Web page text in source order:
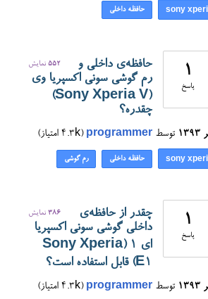
sony حافظه داخلی
1
پاسخ
552 نمایش
حافظه‌ی داخلی و
رم گوشی سونی اکسپریا وی
(Sony Xperia V)
چقدره؟
توسط programmer
(
4.3k امتیاز)
sony حافظه داخلی رم گوشی
1
پاسخ
386 نمایش
چقدر از حافظه‌ی
داخلی گوشی سونی اکسپریا
ای ۱ (Sony Xperia
E1) قابل استفاده است؟
توسط programmer
(
4.3k امتیاز)